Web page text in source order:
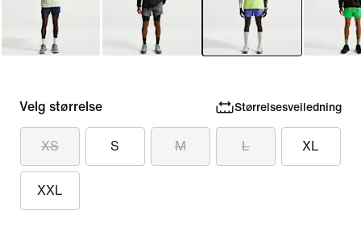
Velg størrelse Størrelsesveiledning
XS S M L XL
XXL